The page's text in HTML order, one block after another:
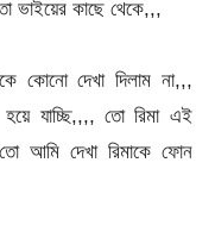
ভাইয়ের কাছে থেকে,,,
কোনো দেখা দিলাম না,,,
যাচ্ছি,,,, তো রিমা এই
আমি দেখা রিমাকে ফোন